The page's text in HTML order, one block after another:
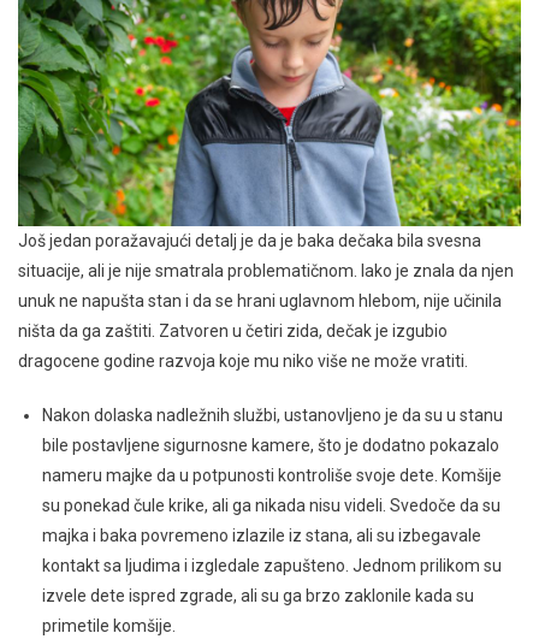
Još jedan poražavajući detalj je da je baka dečaka bila svesna
situacije, ali je nije smatrala problematičnom. Iako je znala da njen
unuk ne napušta stan i da se hrani uglavnom hlebom, nije učinila
ništa da ga zaštiti. Zatvoren u četiri zida, dečak je izgubio
dragocene godine razvoja koje mu niko više ne može vratiti.
Nakon dolaska nadležnih službi, ustanovljeno je da su u stanu
bile postavljene sigurnosne kamere, što je dodatno pokazalo
nameru majke da u potpunosti kontroliše svoje dete. Komšije
su ponekad čule krike, ali ga nikada nisu videli. Svedoče da su
majka i baka povremeno izlazile iz stana, ali su izbegavale
kontakt sa ljudima i izgledale zapušteno. Jednom prilikom su
izvele dete ispred zgrade, ali su ga brzo zaklonile kada su
primetile komšije.